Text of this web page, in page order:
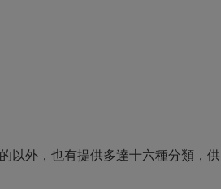
以外，也有提供多達十六種分類，供